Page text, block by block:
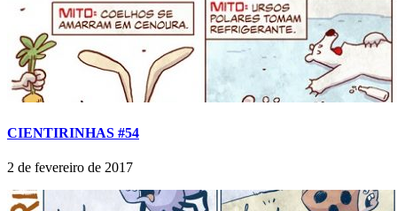
CIENTIRINHAS #54
2 de fevereiro de 2017